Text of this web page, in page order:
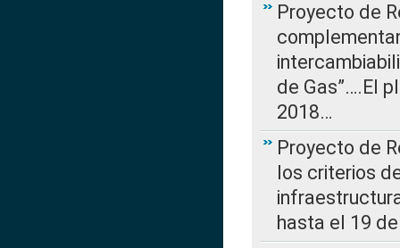
Proyecto de
de Gas”….El
2018…
Proyecto de
los criterios
hasta el 19